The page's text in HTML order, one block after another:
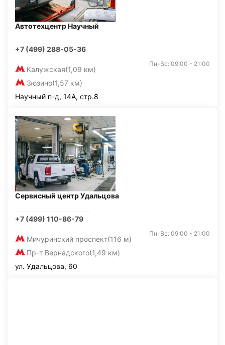
Автотехцентр Научный
+7 (499) 288-05-36
Калужская(1,09 км)
Зюзино(1,57 км)
Пн-Вс: 09:00 - 21:00
Научный п-д, 14А, стр.8
Сервисный центр Удальцова
+7 (499) 110-86-79
Мичуринский проспект(116 м)
Пр-т Вернадского(1,49 км)
Пн-Вс: 09:00 - 21:00
ул. Удальцова, 60